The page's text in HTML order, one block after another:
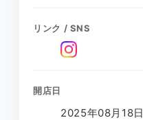
リンク / SNS
開店日
2025年08月18日